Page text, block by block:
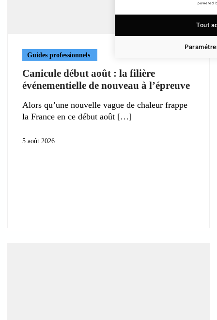
Guides professionnels
Canicule début août : la filière
événementielle de nouveau à l’épreuve
Alors qu’une nouvelle vague de chaleur frappe
la France en ce début août
5 août 2026
powered
Tout